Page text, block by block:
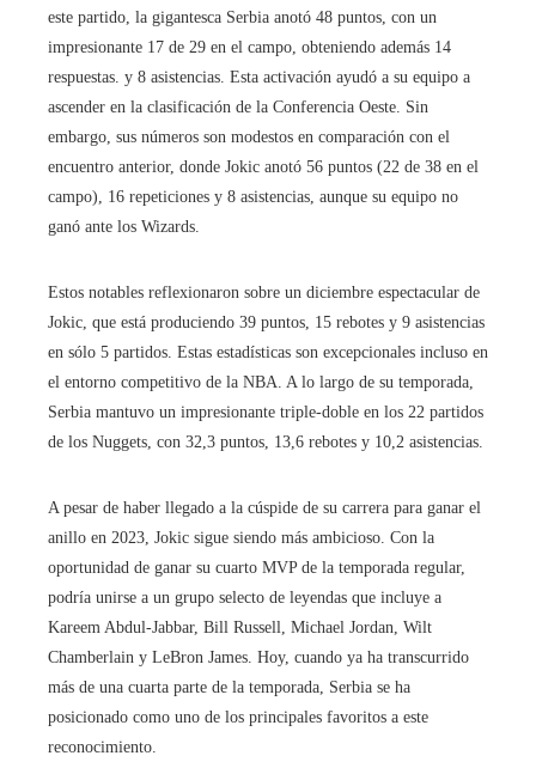
este partido, la gigantesca Serbia anotó 48 puntos, con un
impresionante 17 de 29 en el campo, obteniendo además 14
respuestas. y 8 asistencias. Esta activación ayudó a su equipo a
ascender en la clasificación de la Conferencia Oeste. Sin
embargo, sus números son modestos en comparación con el
encuentro anterior, donde Jokic anotó 56 puntos (22 de 38 en el
campo), 16 repeticiones y 8 asistencias, aunque su equipo no
ganó ante los Wizards.
Estos notables reflexionaron sobre un diciembre espectacular de
Jokic, que está produciendo 39 puntos, 15 rebotes y 9 asistencias
en sólo 5 partidos. Estas estadísticas son excepcionales incluso en
el entorno competitivo de la NBA. A lo largo de su temporada,
Serbia mantuvo un impresionante triple-doble en los 22 partidos
de los Nuggets, con 32,3 puntos, 13,6 rebotes y 10,2 asistencias.
A pesar de haber llegado a la cúspide de su carrera para ganar el
anillo en 2023, Jokic sigue siendo más ambicioso. Con la
oportunidad de ganar su cuarto MVP de la temporada regular,
podría unirse a un grupo selecto de leyendas que incluye a
Kareem Abdul-Jabbar, Bill Russell, Michael Jordan, Wilt
Chamberlain y LeBron James. Hoy, cuando ya ha transcurrido
más de una cuarta parte de la temporada, Serbia se ha
posicionado como uno de los principales favoritos a este
reconocimiento.